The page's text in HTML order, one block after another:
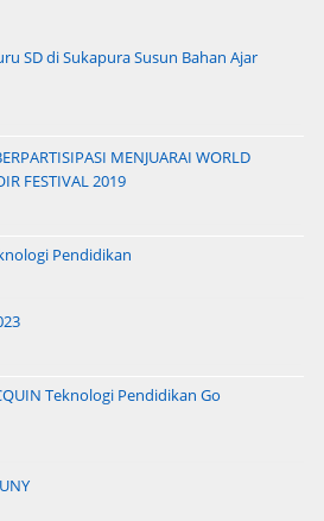
SD di Sukapura Susun Bahan Ajar
MENJUARAI WORLD
FESTIVAL 2019
Pendidikan
Teknologi Pendidikan Go